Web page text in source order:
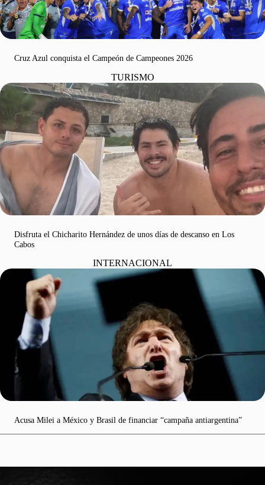
Cruz Azul conquista el Campeón de Campeones 2026
TURISMO
Disfruta el Chicharito Hernández de unos días de descanso en Los
Cabos
INTERNACIONAL
Acusa Milei a México y Brasil de financiar “campaña antiargentina”